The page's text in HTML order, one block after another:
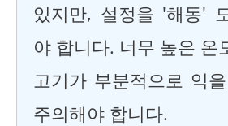
있지만, 설정을 '해동'
야 합니다. 너무 높은 온
고기가 부분적으로 익
주의해야 합니다.